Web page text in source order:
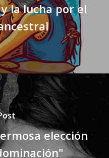
la lucha por el
elección